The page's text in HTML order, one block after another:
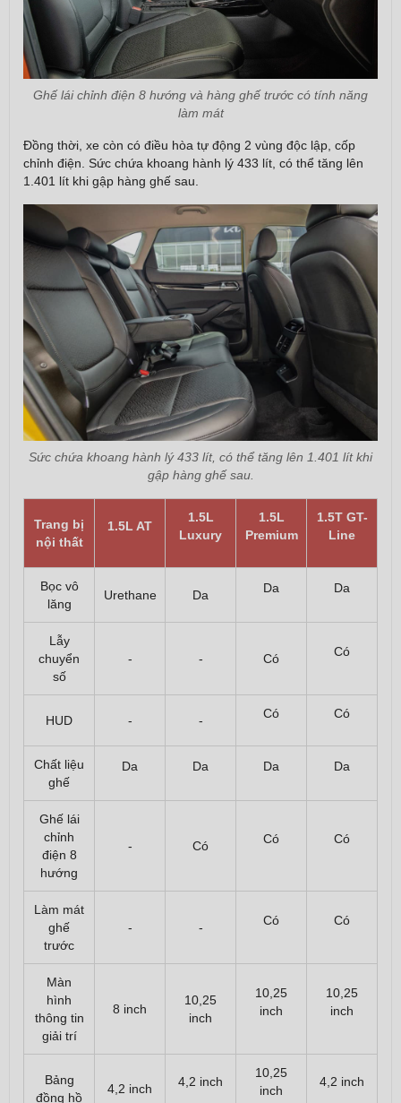
Ghế lái chỉnh điện 8 hướng và hàng ghế trước có tính năng
làm mát
Đồng thời, xe còn có điều hòa tự động 2 vùng độc lập, cốp
chỉnh điện. Sức chứa khoang hành lý 433 lít, có thể tăng lên
1.401 lít khi gập hàng ghế sau.
Sức chứa khoang hành lý 433 lít, có thể tăng lên 1.401 lít khi
gập hàng ghế sau.
Trang bị
nội thất
1.5L AT
1.5L
Luxury
1.5L
Premium
1.5T GT-
Line
Bọc vô
lăng
Urethane Da Da Da
Lẫy
chuyển
số
- - Có Có
HUD - - Có Có
Chất liệu
ghế
Da Da Da Da
Ghế lái
chỉnh
điện 8
hướng
- Có Có Có
Làm mát
ghế
trước
- - Có Có
Màn
hình
thông tin
giải trí
8 inch
10,25
inch
10,25
inch
10,25
inch
Bảng
đồng hồ
4,2 inch 4,2 inch
10,25
inch
4,2 inch